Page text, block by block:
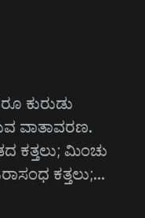
ಕುರುಡು
ವಾತಾವರಣ.
ಮಿಂಚು
ಕತ್ತಲು;…